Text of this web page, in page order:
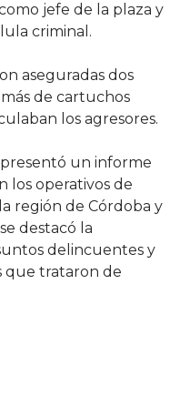
jefe de la plaza y
criminal.
aseguradas dos
de cartuchos
los agresores.
un informe
los operativos de
región de Córdoba y
destacó la
delincuentes y
que trataron de